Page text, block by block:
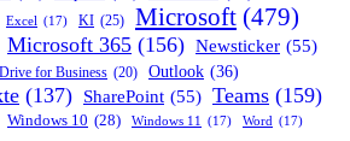
Excel (17) KI (25) Microsoft (479)
Microsoft 365 (156) Newsticker (55)
for Business (20) Outlook (36)
(137) SharePoint (55) Teams (159)
Windows 10 (28) Windows 11 (17) Word (17)